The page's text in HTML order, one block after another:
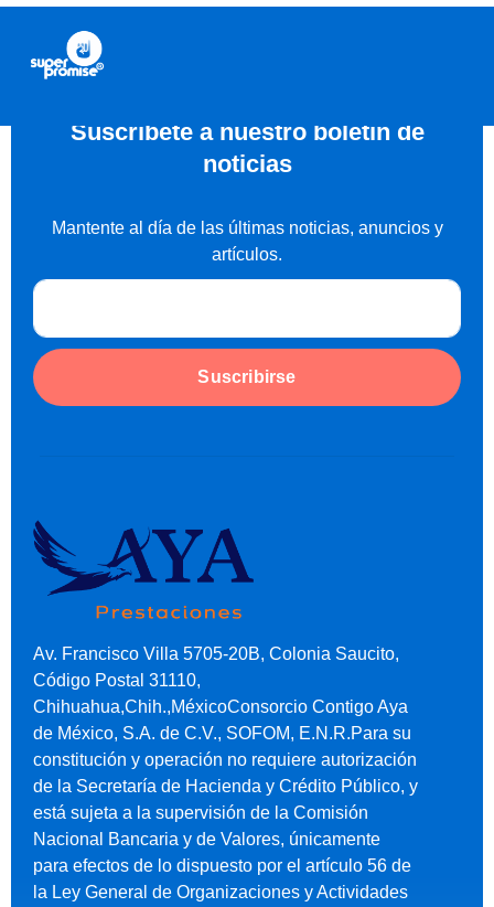
Suscríbete a nuestro boletín de
noticias
Mantente al día de las últimas noticias, anuncios y
artículos.
Suscribirse
Av. Francisco Villa 5705-20B, Colonia Saucito,
Código Postal 31110,
Chihuahua,Chih.,MéxicoConsorcio Contigo Aya
de México, S.A. de C.V., SOFOM, E.N.R.Para su
constitución y operación no requiere autorización
de la Secretaría de Hacienda y Crédito Público, y
está sujeta a la supervisión de la Comisión
Nacional Bancaria y de Valores, únicamente
para efectos de lo dispuesto por el artículo 56 de
la Ley General de Organizaciones y Actividades